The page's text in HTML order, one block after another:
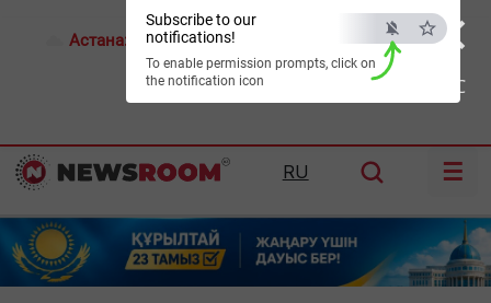
×
ESC
Subscribe to our
notifications!
To enable permission prompts, click on
the notification icon
Астана: 17°C Алматы: Шымкент:24°C
RU ☰